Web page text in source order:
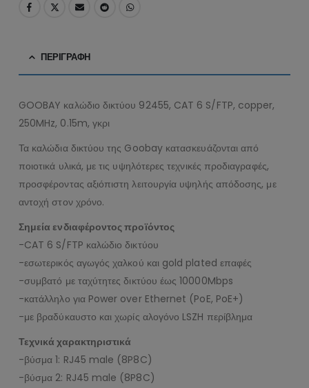
ΠΕΡΙΓΡΑΦΉ
GOOBAY καλώδιο δικτύου 92455, CAT 6 S/FTP, copper,
250MHz, 0.15m, γκρι
Τα καλώδια δικτύου της Goobay κατασκευάζονται από
ποιοτικά υλικά, με τις υψηλότερες τεχνικές προδιαγραφές,
προσφέροντας αξιόπιστη λειτουργία υψηλής απόδοσης, με
αντοχή στον χρόνο.
Σημεία ενδιαφέροντος προϊόντος
-CAT 6 S/FTP καλώδιο δικτύου
-εσωτερικός αγωγός χαλκού και gold plated επαφές
-συμβατό με ταχύτητες δικτύου έως 10000Mbps
-κατάλληλο για Power over Ethernet (PoE, PoE+)
-με βραδύκαυστο και χωρίς αλογόνο LSZH περίβλημα
Τεχνικά χαρακτηριστικά
-βύσμα 1: RJ45 male (8P8C)
-βύσμα 2: RJ45 male (8P8C)